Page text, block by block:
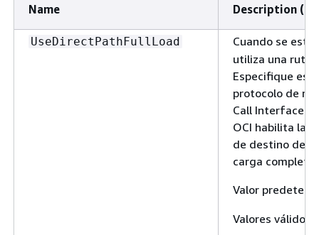
Name Description
UseDirectPathFullLoad
Cuando se
utiliza una ruta
Especifique
protocolo de
Call Interface
OCI habilita la
de destino de
carga completa.
Valor
Valores válidos: